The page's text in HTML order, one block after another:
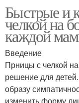
Быстрые и
челкой на
каждой
Введение
Прницы с челкой
решение для
образу